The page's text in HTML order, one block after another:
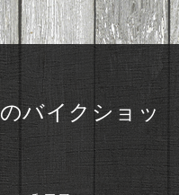
バイクショッ